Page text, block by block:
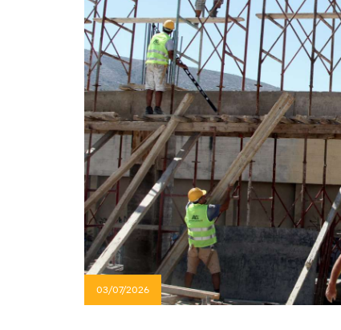
03/07/2026